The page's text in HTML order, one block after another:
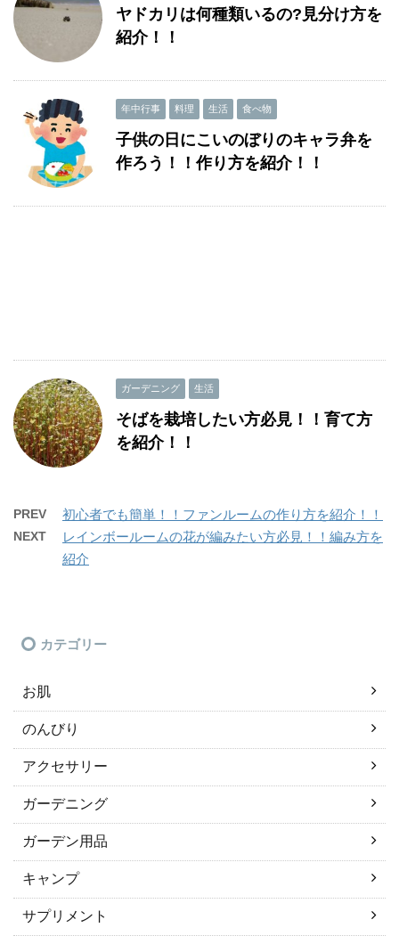
ヤドカリは何種類いるの?見分け方を
紹介！！
年中行事 料理 生活 食べ物
子供の日にこいのぼりのキャラ弁を
作ろう！！作り方を紹介！！
ガーデニング 生活
そばを栽培したい方必見！！育て方
を紹介！！
PREV 初心者でも簡単！！ファンルームの作り方を紹介！！
NEXT
レインボールームの花が編みたい方必見！！編み方を
紹介
カテゴリー
お肌
のんびり
アクセサリー
ガーデニング
ガーデン用品
キャンプ
サプリメント